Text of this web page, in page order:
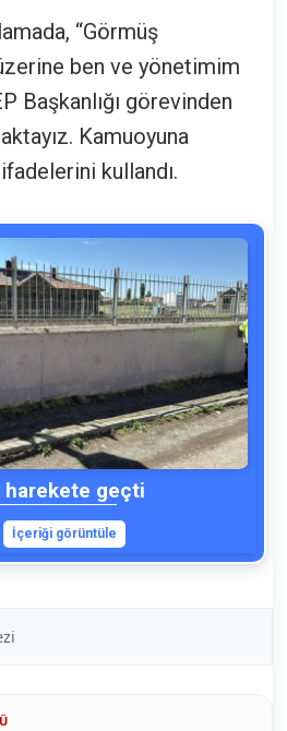
“Görmüş
ben ve yönetimim
Başkanlığı görevinden
Kamuoyuna
kullandı.
harekete geçti
İçeriği görüntüle